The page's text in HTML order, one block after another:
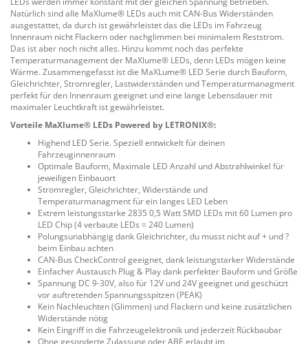
Natürlich sind alle MaXlume® LEDs auch mit CAN-Bus Widerständen
ausgestattet, da durch ist gewährleistet das die LEDs im Fahrzeug
Innenraum nicht Flackern oder nachglimmen bei minimalem Reststrom.
Das ist aber noch nicht alles. Hinzu kommt noch das perfekte
Temperaturmanagement der MaXlume® LEDs, denn LEDs mögen keine
Wärme. Zusammengefasst ist die MaXLume® LED Serie durch Bauform,
Gleichrichter, Stromregler, Lastwiderständen und Temperaturmanagment
perfekt für den Innenraum geeignet und eine lange Lebensdauer mit
maximaler Leuchtkraft ist gewährleistet.
Vorteile MaXlume® LEDs Powered by LETRONIX®:
Highend LED Serie. Speziell entwickelt für deinen
Fahrzeuginnenraum
Optimale Bauform, Maximale LED Anzahl und Abstrahlwinkel für
jeweiligen Einbauort
Stromregler, Gleichrichter, Widerstände und
Temperaturmanagment für ein langes LED Leben
Extrem leistungsstarke 2835 0,5 Watt SMD LEDs mit 60 Lumen pro
LED Chip (4 verbaute LEDs = 240 Lumen)
Polungsunabhängig dank Gleichrichter, du musst nicht auf + und ?
beim Einbau achten
CAN-Bus CheckControl geeignet, dank leistungstarker Widerstände
Einfacher Austausch Plug & Play dank perfekter Bauform und Größe
Spannung DC 9-30V, also für 12V und 24V geeignet und geschützt
vor auftretenden Spannungsspitzen (PEAK)
Kein Nachleuchten (Glimmen) und Flackern und keine zusätzlichen
Widerstände nötig
Kein Eingriff in die Fahrzeugelektronik und jederzeit Rückbaubar
Ohne gesonderte Zulassung oder ABE erlaubt im